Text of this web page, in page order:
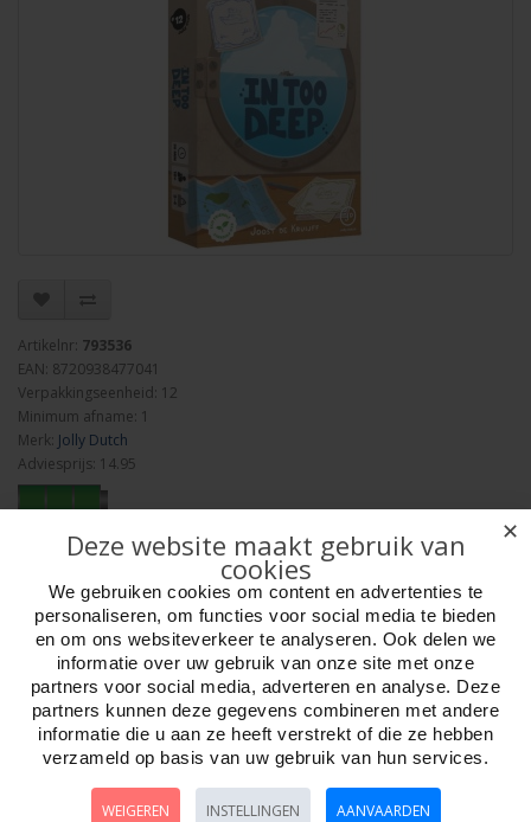
Artikelnr: 793536
EAN: 8720938477041
Verpakkingseenheid: 12
Minimum afname: 1
Merk: Jolly Dutch
Adviesprijs: 14.95
Bestellen
Omschrijving Foto hoge resolutie Details
In Too Deep- Kaartspel JD
De dieptes van de oceanen spreken tot de verbeelding. Vijf bedrijven zijn
de uitdaging aangegaan om het onbekende te ontdekken. Door steeds
✕
Deze website maakt gebruik van
cookies
We gebruiken cookies om content en advertenties te
personaliseren, om functies voor social media te bieden
en om ons websiteverkeer te analyseren. Ook delen we
informatie over uw gebruik van onze site met onze
partners voor social media, adverteren en analyse. Deze
partners kunnen deze gegevens combineren met andere
informatie die u aan ze heeft verstrekt of die ze hebben
verzameld op basis van uw gebruik van hun services.
WEIGEREN INSTELLINGEN AANVAARDEN